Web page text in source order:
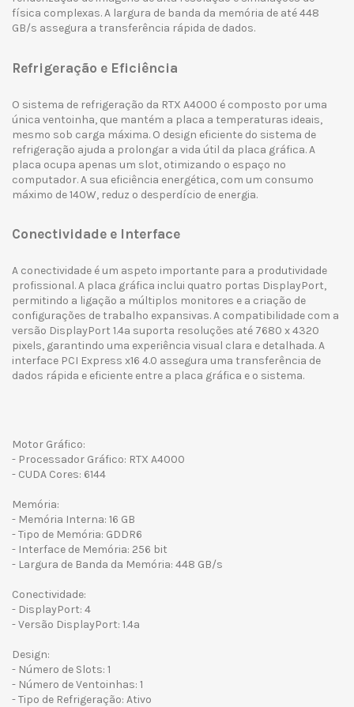
física complexas. A largura de banda da memória de até 448
GB/s assegura a transferência rápida de dados.
Refrigeração e Eficiência
O sistema de refrigeração da RTX A4000 é composto por uma
única ventoinha, que mantém a placa a temperaturas ideais,
mesmo sob carga máxima. O design eficiente do sistema de
refrigeração ajuda a prolongar a vida útil da placa gráfica. A
placa ocupa apenas um slot, otimizando o espaço no
computador. A sua eficiência energética, com um consumo
máximo de 140W, reduz o desperdício de energia.
Conectividade e Interface
A conectividade é um aspeto importante para a produtividade
profissional. A placa gráfica inclui quatro portas DisplayPort,
permitindo a ligação a múltiplos monitores e a criação de
configurações de trabalho expansivas. A compatibilidade com a
versão DisplayPort 1.4a suporta resoluções até 7680 x 4320
pixels, garantindo uma experiência visual clara e detalhada. A
interface PCI Express x16 4.0 assegura uma transferência de
dados rápida e eficiente entre a placa gráfica e o sistema.
Motor Gráfico:
- Processador Gráfico: RTX A4000
- CUDA Cores: 6144
Memória:
- Memória Interna: 16 GB
- Tipo de Memória: GDDR6
- Interface de Memória: 256 bit
- Largura de Banda da Memória: 448 GB/s
Conectividade:
- DisplayPort: 4
- Versão DisplayPort: 1.4a
Design:
- Número de Slots: 1
- Número de Ventoinhas: 1
- Tipo de Refrigeração: Ativo